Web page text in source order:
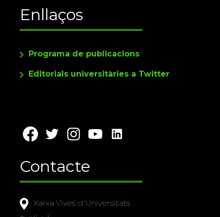
Enllaços
Programa de publicacions
Editorials universitàries a Twitter
Contacte
Xarxa Vives d'Universitats